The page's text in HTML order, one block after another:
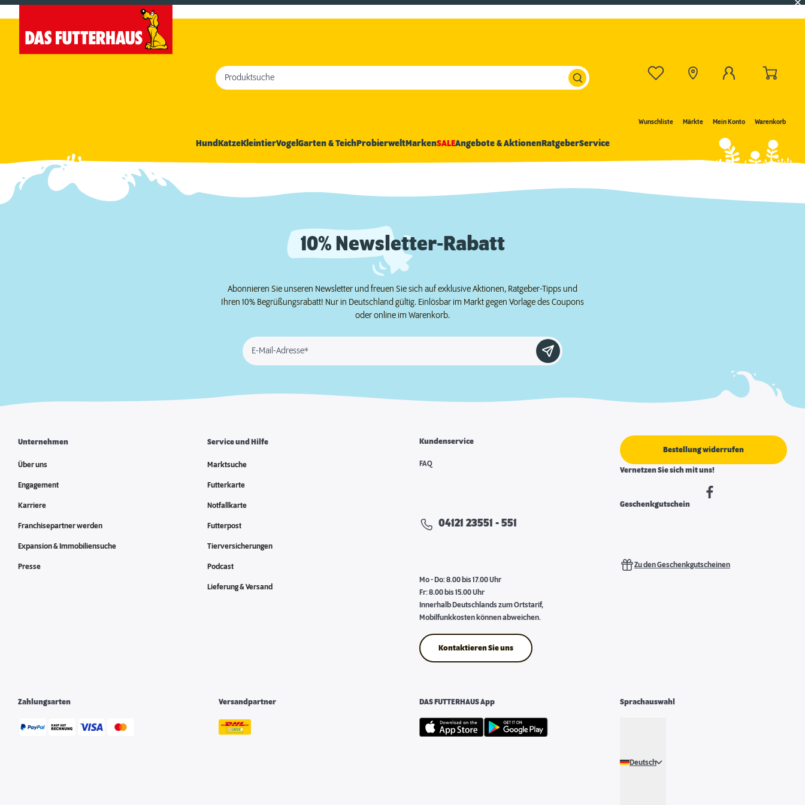
Wunschliste Märkte Mein Konto Warenkorb
Produktsuche
HundKatzeKleintierVogel Garten & TeichProbierweltMarkenSALEAngebote & AktionenRatgeberService
10% Newsletter-Rabatt
Abonnieren Sie unseren Newsletter und freuen Sie sich auf exklusive Aktionen, Ratgeber-Tipps und
Ihren 10% Begrüßungsrabatt! Nur in Deutschland gültig. Einlösbar im Markt gegen Vorlage des Coupons
oder online im Warenkorb.
E-Mail-Adresse*
Unternehmen
Über uns
Engagement
Karriere
Franchisepartner werden
Expansion & Immobiliensuche
Presse
Service und Hilfe
Marktsuche
Futterkarte
Notfallkarte
Futterpost
Tierversicherungen
Podcast
Lieferung & Versand
Kundenservice
FAQ
04121 23551 - 551
Mo - Do: 8.00 bis 17.00 Uhr
Fr: 8.00 bis 15.00 Uhr
Innerhalb Deutschlands zum Ortstarif,
Mobilfunkkosten können abweichen.
Kontaktieren Sie uns
Bestellung widerrufen
Vernetzen Sie sich mit uns!
Geschenkgutschein
Zu den Geschenkgutscheinen
Zahlungsarten Versandpartner DAS FUTTERHAUS App Sprachauswahl
Deutsch